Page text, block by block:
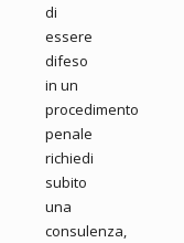
di
essere
difeso
in un
procedimento
penale
richiedi
subito
una
consulenza,